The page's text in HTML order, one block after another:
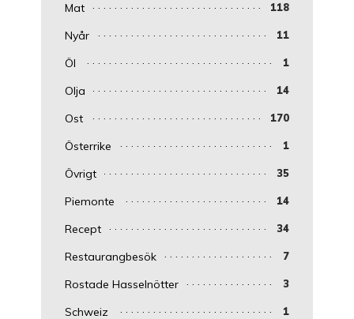
Mat 118
Nyår 11
Öl 1
Olja 14
Ost 170
Österrike 1
Övrigt 35
Piemonte 14
Recept 34
Restaurangbesök 7
Rostade Hasselnötter 3
Schweiz 1